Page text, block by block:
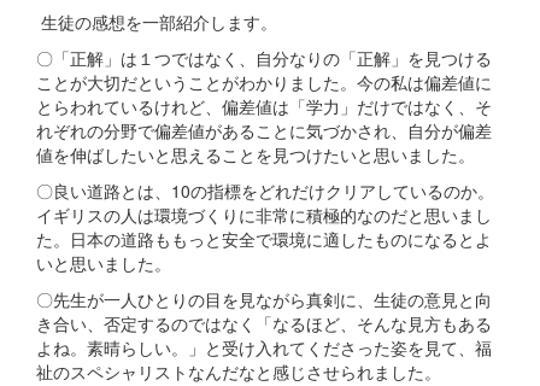
生徒の感想を一部紹介します。
〇「正解」は１つではなく、自分なりの「正解」を見つける
ことが大切だということがわかりました。今の私は偏差値に
とらわれているけれど、偏差値は「学力」だけではなく、そ
れぞれの分野で偏差値があることに気づかされ、自分が偏差
値を伸ばしたいと思えることを見つけたいと思いました。
〇良い道路とは、10の指標をどれだけクリアしているのか。
イギリスの人は環境づくりに非常に積極的なのだと思いまし
た。日本の道路ももっと安全で環境に適したものになるとよ
いと思いました。
〇先生が一人ひとりの目を見ながら真剣に、生徒の意見と向
き合い、否定するのではなく「なるほど、そんな見方もある
よね。素晴らしい。」と受け入れてくださった姿を見て、福
祉のスペシャリストなんだなと感じさせられました。